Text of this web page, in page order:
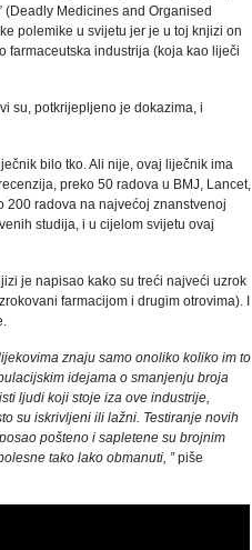
Medicines and Organised
polemike u svijetu jer je u toj knjizi on
farmaceutska industrija (koja kao liječi
su, potkrijepljeno je dokazima, i
bilo tko. Ali nije, ovaj liječnik ima
preko 50 radova u BMJ, Lancet,
200 radova na najvećoj znanstvenoj
studija, i u cijelom svijetu ovaj
je napisao kako su treći najveći uzrok
farmacijom i drugim otrovima). I
znaju samo onoliko koliko im to
idejama o smanjenju broja
ljudi koji stoje iza ove industrije,
su iskrivljeni ili lažni. Testiranje novih
pošteno i sapletene su brojnim
tako lako obmanuti, ”piše